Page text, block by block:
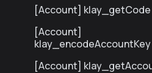
[Account] klay_getCode
[Account]
klay_encodeAccountKey
[Account]